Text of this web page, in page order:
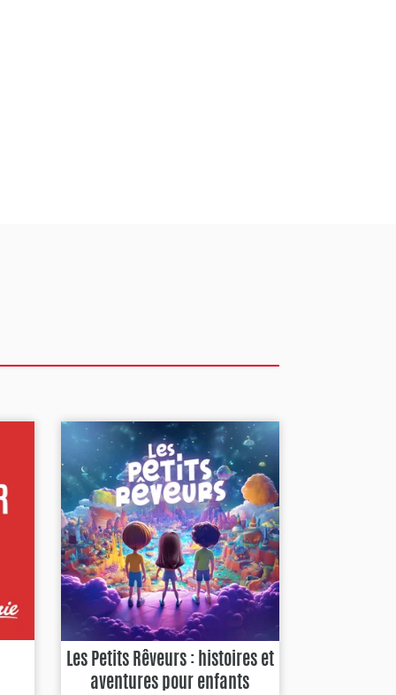
Les Petits Rêveurs : histoires et
aventures pour enfants